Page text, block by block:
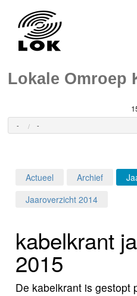
Lokale Omroep
- -
Programma's
Actueel Archief
Jaaroverzicht 2014
kabelkrant
2015
De kabelkrant is gestopt